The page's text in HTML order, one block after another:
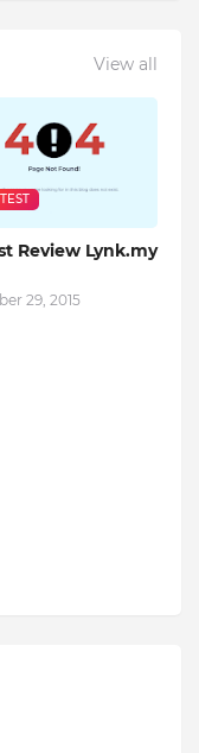
View all
Review Lynk.my
29, 2015